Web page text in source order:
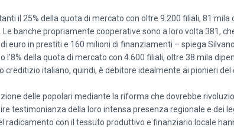
il 25% della quota di mercato con oltre 9.200 filiali, 81 mila
banche propriamente cooperative sono a loro volta 381,
euro in prestiti e 160 milioni di finanziamenti – spiega
della quota di mercato con 4.600 filiali, oltre 38 mila
italiano, quindi, è debitore idealmente ai pionieri del
delle popolari mediante la riforma che dovrebbe
testimonianza della loro intensa presenza regionale e dei
radicamento con il tessuto produttivo e finanziario locale